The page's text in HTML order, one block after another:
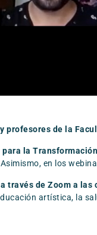
de la
para la
en los
través de Zoom a las
artística, la